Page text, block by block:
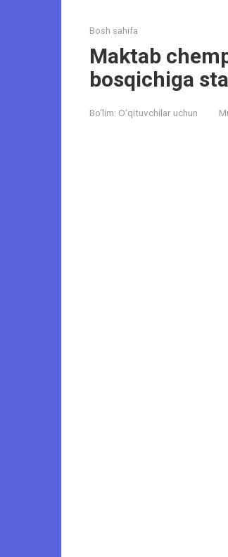
Bosh sahifa
Maktab
bosqichiga
Bo‘lim: O‘qituvchilar uchun